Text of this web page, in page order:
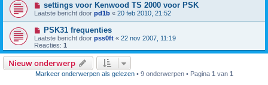
settings voor Kenwood TS 2000 voor PSK
Laatste bericht door pd1b « 20 feb 2010, 21:52
PSK31 frequenties
Laatste bericht door pss0ft « 22 nov 2007, 11:19
Reacties: 1
Nieuw onderwerp
Markeer onderwerpen als gelezen• 9 onderwerpen • Pagina 1 van 1